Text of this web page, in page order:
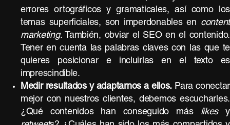
errores ortográficos y gramaticales, así como los
temas superficiales, son imperdonables en content
marketing. También, obviar el SEO en el contenido.
Tener en cuenta las palabras claves con las que te
quieres posicionar e incluirlas en el texto es
imprescindible.
Medir resultados y adaptarnos a ellos. Para conectar
mejor con nuestros clientes, debemos escucharles.
¿Qué contenidos han conseguido más likesy